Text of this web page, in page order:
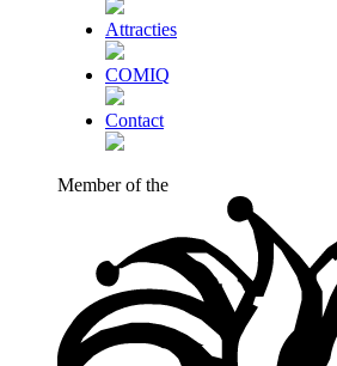
Attracties
COMIQ
Contact
Member of the